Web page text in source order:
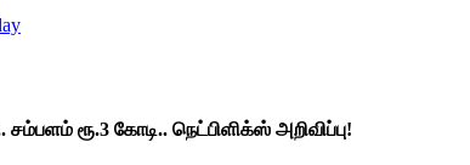
ரூ.3 கோடி.. நெட்பிளிக்ஸ் அறிவிப்பு!